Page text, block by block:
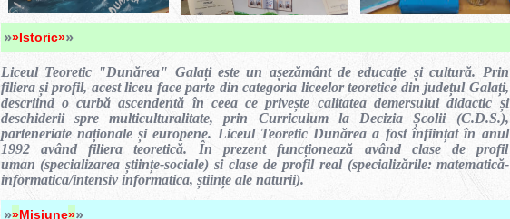
»»Istoric»»
Liceul Teoretic "Dunărea" Galați este un așezământ de educație și cultură. Prin
filiera și profil, acest liceu face parte din categoria liceelor teoretice din județul Galați,
descriind o curbă ascendentă în ceea ce privește calitatea demersului didactic și
deschiderii spre multiculturalitate, prin Curriculum la Decizia Școlii (C.D.S.),
parteneriate naționale și europene. Liceul Teoretic Dunărea a fost înființat în anul
1992 având filiera teoretică. În prezent funcționează având clase de profil
uman (specializarea științe-sociale) si clase de profil real (specializările: matematică-
informatica/intensiv informatica, științe ale naturii).
»»Misiune»»